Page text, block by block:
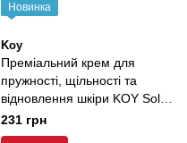
Новинка
Koy
Преміальний крем для
пружності, щільності та
відновлення шкіри KOY Solid
Platinum NMN Youth Renewal
Cream Mini , 2 мл
231 грн